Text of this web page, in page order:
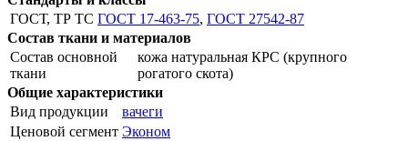
ГОСТ, ТР ТС ГОСТ 17-463-75, ГОСТ 27542-87
Состав ткани и материалов
Состав основной
ткани
кожа натуральная КРС (крупного
рогатого скота)
Общие характеристики
Вид продукции
вачеги
Ценовой сегмент Эконом